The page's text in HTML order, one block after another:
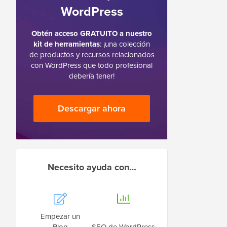
WordPress
Obtén acceso GRATUITO a nuestro
kit de herramientas: ¡una colección
de productos y recursos relacionados
con WordPress que todo profesional
debería tener!
Descargar ahora
Necesito ayuda con…
Empezar un